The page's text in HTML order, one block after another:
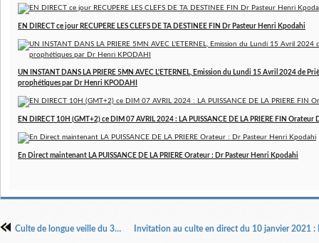
EN DIRECT ce jour RECUPERE LES CLEFS DE TA DESTINEE FIN Dr Pasteur Henri Kpodahi
UN INSTANT DANS LA PRIERE 5MN AVEC L'ETERNEL, Emission du Lundi 15 Avril 2024 de
prophétiques par Dr Henri KPODAHI
EN DIRECT 10H (GMT+2) ce DIM 07 AVRIL 2024 : LA PUISSANCE DE LA PRIERE FIN
En Direct maintenant LA PUISSANCE DE LA PRIERE Orateur : Dr Pasteur Henri Kpodahi
Culte de longue veille du 31 décembre 2020